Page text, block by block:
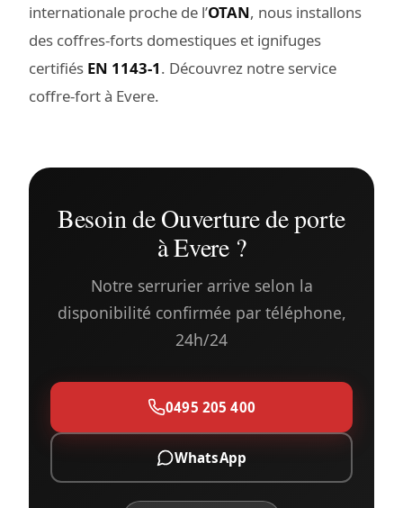
internationale proche de l’OTAN, nous installons
des coffres-forts domestiques et ignifuges
certifiés EN 1143-1. Découvrez notre service
coffre-fort à Evere.
Besoin de Ouverture de porte
à Evere ?
Notre serrurier arrive selon la
disponibilité confirmée par téléphone,
24h/24
0495 205 400
WhatsApp